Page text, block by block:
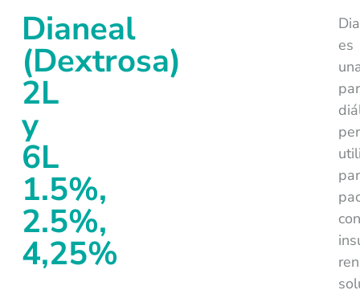
Dianeal
(Dextrosa)
2L
y
6L
1.5%,
2.5%,
4,25%
es